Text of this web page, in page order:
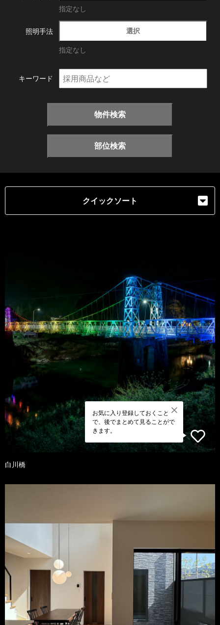
指定なし
照明手法 選択
指定なし
キーワード
物件検索
部位検索
クイックソート
お気に入り登録しておくこと
で、後でまとめて見ることがで
きます。
白川橋